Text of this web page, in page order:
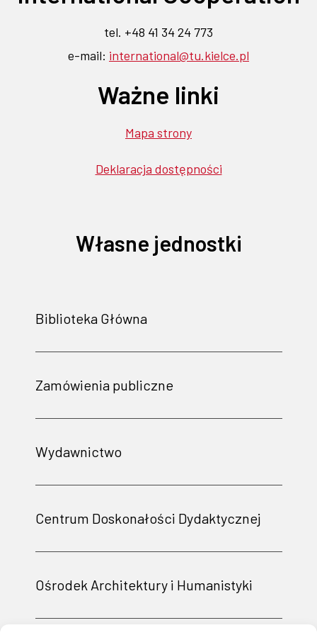
tel. +48 41 34 24 773
e-mail: international@tu.kielce.pl
Ważne linki
Mapa strony
Deklaracja dostępności
Własne jednostki
Biblioteka Główna
Zamówienia publiczne
Wydawnictwo
Centrum Doskonałości Dydaktycznej
Ośrodek Architektury i Humanistyki